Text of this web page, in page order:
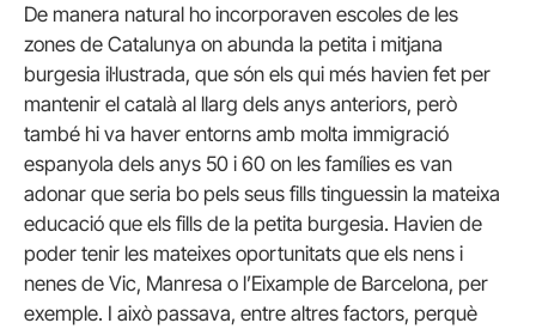
De manera natural ho incorporaven escoles de les
zones de Catalunya on abunda la petita i mitjana
burgesia il·lustrada, que són els qui més havien fet per
mantenir el català al llarg dels anys anteriors, però
també hi va haver entorns amb molta immigració
espanyola dels anys 50 i 60 on les famílies es van
adonar que seria bo pels seus fills tinguessin la mateixa
educació que els fills de la petita burgesia. Havien de
poder tenir les mateixes oportunitats que els nens i
nenes de Vic, Manresa o l’Eixample de Barcelona, per
exemple. I això passava, entre altres factors, perquè